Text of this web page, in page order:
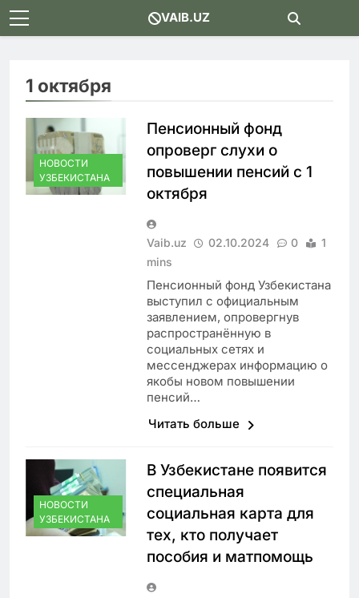
Skip
to
VAIB.UZ
1 октября
НОВОСТИ
УЗБЕКИСТАНА
Пенсионный фонд
опроверг слухи о
повышении пенсий с 1
октября
Vaib.uz 02.10.2024 0
1
mins
Пенсионный фонд Узбекистана
выступил с официальным
заявлением, опровергнув
распространённую в
социальных сетях и
мессенджерах информацию о
якобы новом повышении
пенсий…
Читать больше
НОВОСТИ
УЗБЕКИСТАНА
В Узбекистане появится
специальная
социальная карта для
тех, кто получает
пособия и матпомощь